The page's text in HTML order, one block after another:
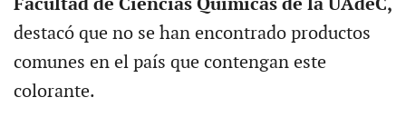
Facultad de Ciencias Químicas de la UAdeC,
destacó que no se han encontrado productos
comunes en el país que contengan este
colorante.